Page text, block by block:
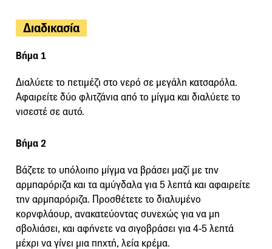
Διαδικασία
Βήμα 1
Διαλύετε το πετιμέζι στο νερό σε μεγάλη κατσαρόλα.
Αφαιρείτε δύο φλιτζάνια από το μίγμα και διαλύετε το
νισεστέ σε αυτό.
Βήμα 2
Βάζετε το υπόλοιπο μίγμα να βράσει μαζί με την
αρμπαρόριζα και τα αμύγδαλα για 5 λεπτά και αφαιρείτε
την αρμπαρόριζα. Προσθέτετε το διαλυμένο
κορνφλάουρ, ανακατεύοντας συνεχώς για να μη
σβολιάσει, και αφήνετε να σιγοβράσει για 4-5 λεπτά
μέχρι να γίνει μια πηχτή, λεία κρέμα.